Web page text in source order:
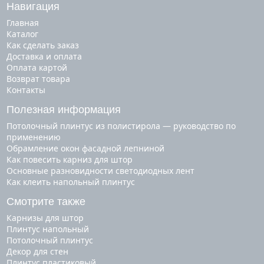
Навигация
Главная
Каталог
Как сделать заказ
Доставка и оплата
Оплата картой
Возврат товара
Контакты
Полезная информация
Потолочный плинтус из полистирола — руководство по
применению
Обрамление окон фасадной лепниной
Как повесить карниз для штор
Основные разновидности светодиодных лент
Как клеить напольный плинтус
Смотрите также
карнизы для штор
плинтус напольный
потолочный плинтус
декор для стен